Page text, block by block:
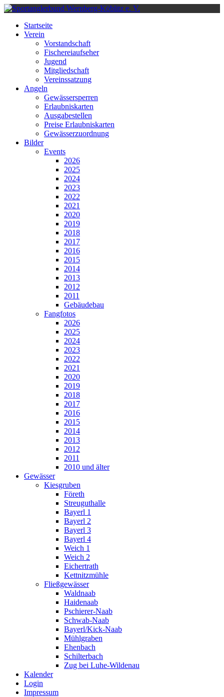
Startseite
Verein
Vorstandschaft
Fischereiaufseher
Jugend
Mitgliedschaft
Vereinssatzung
Angeln
Gewässersperren
Erlaubniskarten
Ausgabestellen
Preise Erlaubniskarten
Gewässerzuordnung
Bilder
Events
2026
2025
2024
2023
2022
2021
2020
2019
2018
2017
2016
2015
2014
2013
2012
2011
Gebäudebau
Fangfotos
2026
2025
2024
2023
2022
2021
2020
2019
2018
2017
2016
2015
2014
2013
2012
2011
2010 und älter
Gewässer
Kiesgruben
Företh
Streuguthalle
Bayerl 1
Bayerl 2
Bayerl 3
Bayerl 4
Weich 1
Weich 2
Eichertrath
Kettnitzmühle
Fließgewässer
Waldnaab
Haidenaab
Pschierer-Naab
Schwab-Naab
Bayerl/Kick-Naab
Mühlgraben
Ehenbach
Schilterbach
Zug bei Luhe-Wildenau
Kalender
Login
Impressum